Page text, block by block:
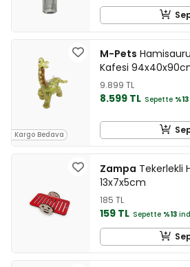
Kargo Bedava
M-Pets
Kafesi
9.899 TL
8.599 TL Sepette %13
Zampa Tekerlekli
13x7x5cm
185 TL
159 TL Sepette %13